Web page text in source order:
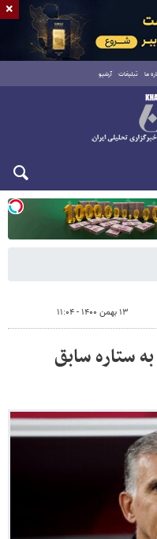
ما تبلیغات آرشیو
۱۳ بهمن ۱۴۰۰ - ۱۱:۰۴
ستاره سابق
×